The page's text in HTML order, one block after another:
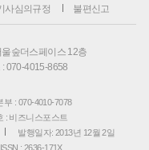
사심의규정 불편신고
숲더스페이스 12층
: 070-4015-8658
부 : 070-4010-7078
: 비즈니스포스트
발행일자: 2013년 12월 2일
ISSN : 2636-171X